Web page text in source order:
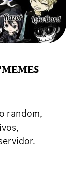
random,